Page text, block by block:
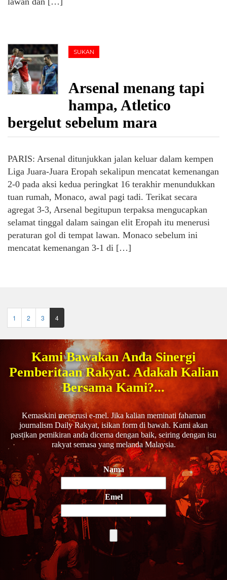
SUKAN
Arsenal menang tapi
hampa, Atletico
bergelut sebelum mara
PARIS: Arsenal ditunjukkan jalan keluar dalam kempen
Liga Juara-Juara Eropah sekalipun mencatat kemenangan
2-0 pada aksi kedua peringkat 16 terakhir menundukkan
tuan rumah, Monaco, awal pagi tadi. Terikat secara
agregat 3-3, Arsenal begitupun terpaksa mengucapkan
selamat tinggal dalam saingan elit Eropah itu menerusi
peraturan gol di tempat lawan. Monaco sebelum ini
mencatat kemenangan 3-1 di […]
1 2 3 4
Kami Bawakan Anda Sinergi
Pemberitaan Rakyat. Adakah Kalian
Bersama Kami?...
Kemaskini menerusi e-mel. Jika kalian meminati fahaman
journalism Daily Rakyat, isikan form di bawah. Kami akan
pastikan pemikiran anda dicerna dengan baik, seiring dengan isu
rakyat semasa yang melanda Malaysia.
Nama
Emel